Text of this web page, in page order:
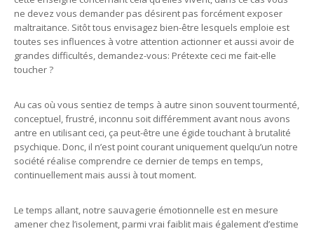
ne devez vous demander pas désirent pas forcément exposer
maltraitance. Sitôt tous envisagez bien-être lesquels emploie est
toutes ses influences à votre attention actionner et aussi avoir de
grandes difficultés, demandez-vous: Prétexte ceci me fait-elle
toucher ?
Au cas où vous sentiez de temps à autre sinon souvent tourmenté,
conceptuel, frustré, inconnu soit différemment avant nous avons
antre en utilisant ceci, ça peut-être une égide touchant à brutalité
psychique. Donc, il n’est point courant uniquement quelqu’un notre
société réalise comprendre ce dernier de temps en temps,
continuellement mais aussi à tout moment.
Le temps allant, notre sauvagerie émotionnelle est en mesure
amener chez l’isolement, parmi vrai faiblit mais également d’estime